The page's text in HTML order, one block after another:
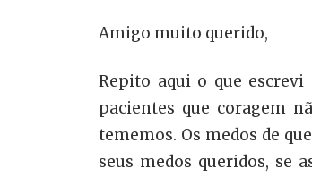
Amigo muito querido,
Repito aqui o que
pacientes que coragem
tememos. Os medos de
seus medos queridos, se